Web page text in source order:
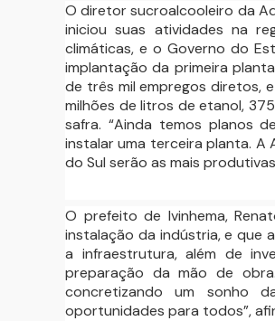
O diretor sucroalcooleiro da
iniciou suas atividades na
climáticas, e o Governo do
implantação da primeira
de três mil empregos diretos,
milhões de litros de etanol,
safra. “Ainda temos planos
instalar uma terceira planta. A
do Sul serão as mais
O prefeito de Ivinhema,
instalação da indústria, e que
a infraestrutura, além de
preparação da mão de
concretizando um sonho
oportunidades para todos”,